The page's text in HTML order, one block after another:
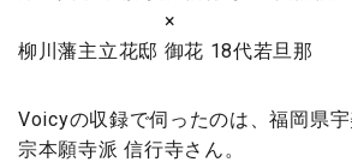
×
柳川藩主立花邸 御花 18代若旦那
Voicyの収録で伺ったのは、福岡県
宗本願寺派 信行寺さん。